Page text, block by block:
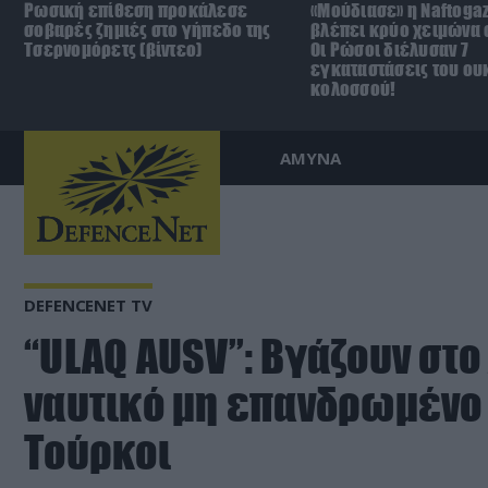
Ρωσική επίθεση προκάλεσε
σοβαρές ζημιές στο γήπεδο της
Τσερνομόρετς (βίντεο)
«Μούδιασε» η
βλέπει κρύο χειμώνα
Οι Ρώσοι διέλυσαν 7
εγκαταστάσεις του
κολοσσού!
ΑΜΥΝΑ
DEFENCENET TV
“ULAQ AUSV”: Βγάζουν
ναυτικό μη
Τούρκοι